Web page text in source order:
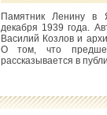
Памятник Ленину в
декабря 1939 года.
Василий Козлов и
О том, что
рассказывается в